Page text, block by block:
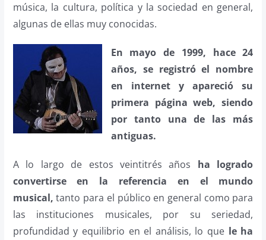
música, la cultura, política y la sociedad en general,
algunas de ellas muy conocidas.
En mayo de 1999, hace 24
años, se registró el nombre
en internet y apareció su
primera página web, siendo
por tanto una de las más
antiguas.
A lo largo de estos veintitrés años ha logrado
convertirse en la referencia en el mundo
musical, tanto para el público en general como para
las instituciones musicales, por su seriedad,
profundidad y equilibrio en el análisis, lo que le ha